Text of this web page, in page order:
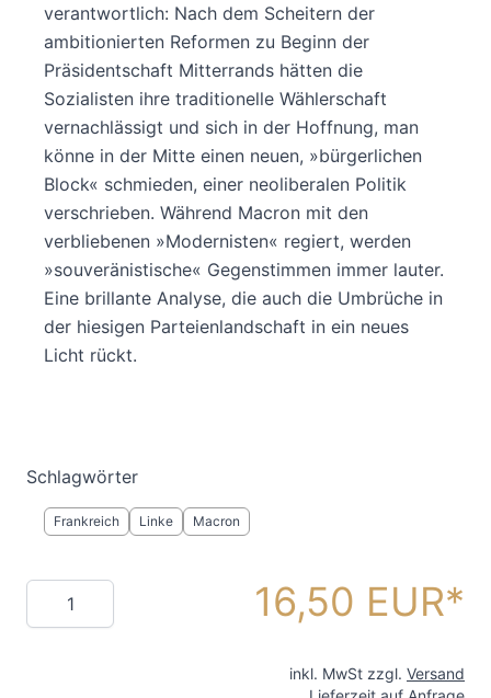
verantwortlich: Nach dem Scheitern der
ambitionierten Reformen zu Beginn der
Präsidentschaft Mitterrands hätten die
Sozialisten ihre traditionelle Wählerschaft
vernachlässigt und sich in der Hoffnung, man
könne in der Mitte einen neuen, »bürgerlichen
Block« schmieden, einer neoliberalen Politik
verschrieben. Während Macron mit den
verbliebenen »Modernisten« regiert, werden
»souveränistische« Gegenstimmen immer lauter.
Eine brillante Analyse, die auch die Umbrüche in
der hiesigen Parteienlandschaft in ein neues
Licht rückt.
Schlagwörter
Frankreich Linke Macron
Menge 16,50 EUR
inkl. MwSt zzgl. Versand